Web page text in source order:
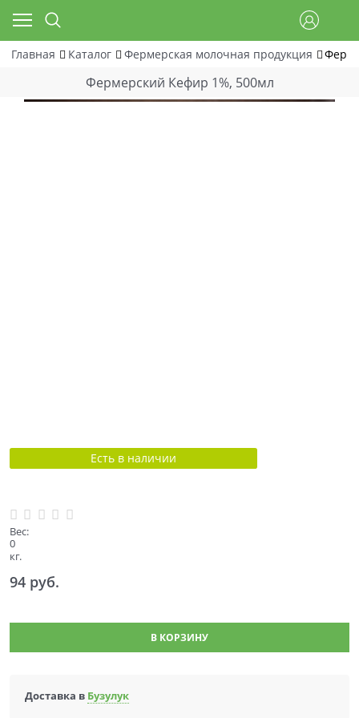
Главная Каталог Фермерская молочная продукция
Фермерский Кефир 1%, 500мл
Есть в наличии
Вес:
0
кг.
94 руб.
В КОРЗИНУ
Доставка в Бузулук